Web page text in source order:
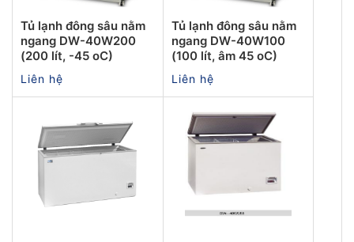
Tủ lạnh đông sâu nằm
ngang DW-40W200
(200 lít, -45 oC)
Liên hệ
Tủ lạnh đông sâu nằm
ngang DW-40W100
(100 lít, âm 45 oC)
Liên hệ